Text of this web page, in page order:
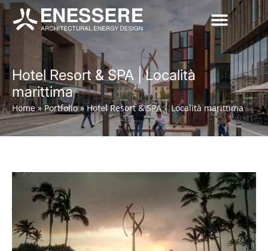
Hotel Resort & SPA | Località
marittima
Home»Portfolio»Hotel Resort & SPA | Località marittima